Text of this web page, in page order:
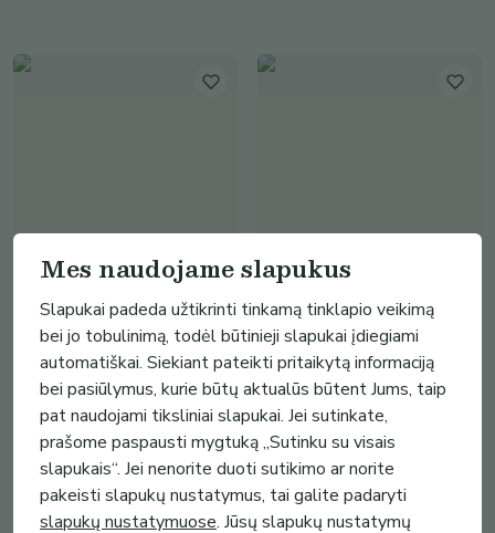
16.00€
6 vnt - Kaip Kam Original
kombučia
Kaip Kam kombucha
16.00€
6 vnt - Kaip Kam Ginger
kombucha
Kaip Kam kombucha
Mes naudojame slapukus
Slapukai padeda užtikrinti tinkamą tinklapio veikimą
bei jo tobulinimą, todėl būtinieji slapukai įdiegiami
automatiškai. Siekiant pateikti pritaikytą informaciją
bei pasiūlymus, kurie būtų aktualūs būtent Jums, taip
pat naudojami tiksliniai slapukai. Jei sutinkate,
prašome paspausti mygtuką „Sutinku su visais
slapukais“. Jei nenorite duoti sutikimo ar norite
pakeisti slapukų nustatymus, tai galite padaryti
slapukų nustatymuose. Jūsų slapukų nustatymų